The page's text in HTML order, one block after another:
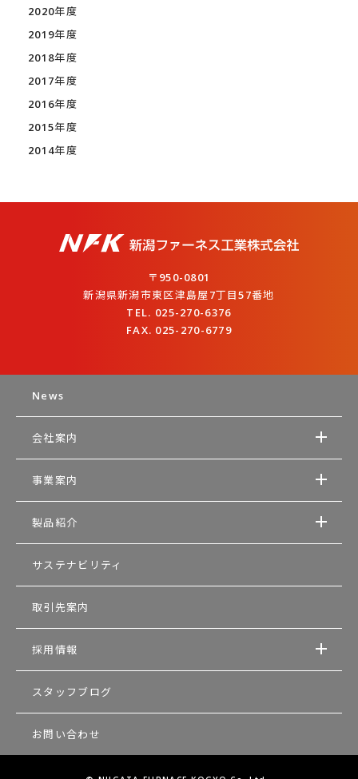
2020年度
2019年度
2018年度
2017年度
2016年度
2015年度
2014年度
〒950-0801
新潟県新潟市東区津島屋7丁目57番地
TEL. 025-270-6376
FAX. 025-270-6779
News
会社案内
事業案内
製品紹介
サステナビリティ
取引先案内
採用情報
スタッフブログ
お問い合わせ